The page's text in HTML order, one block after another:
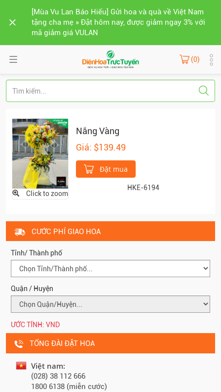
[Mùa Vu Lan Báo Hiếu] Gửi hoa và quà về Việt Nam
tặng cha mẹ » Đặt hôm nay, được giảm ngay 3% với
mã giảm giá VULAN
(0)
Click to zoom
Nắng Vàng
Giá: $139.49
Đặt mua
HKE-6194
CƯỚC PHÍ GIAO HOA
Tỉnh/ Thành phố
Quận / Huyện
ƯỚC TÍNH: VND
TỔNG ĐÀI ĐẶT HOA
Việt nam:
(028) 38 112 666
1800 6138 (miễn cước)